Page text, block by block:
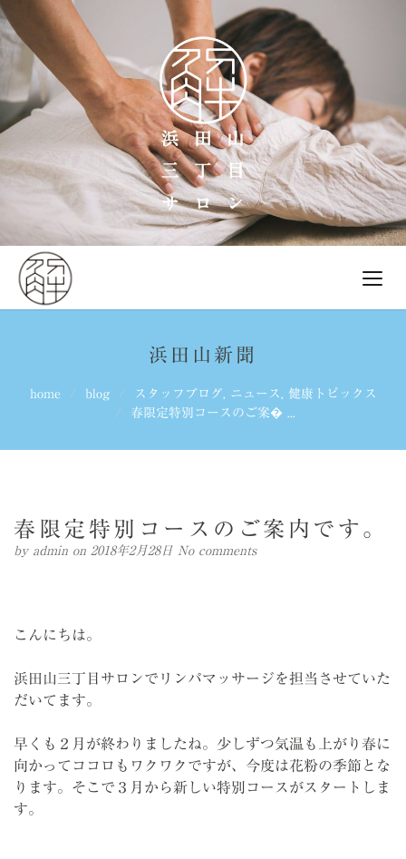
浜田山新聞
home blog スタッフブログ, ニュース , 健康トピックス
春限定特別コースのご案� ...
春限定特別コースのご案内です。
by admin on 2018年2月28日 No comments
こんにちは。
浜田山三丁目サロンでリンパマッサージを担当させていた
だいてます。
早くも２月が終わりましたね。少しずつ気温も上がり春に
向かってココロもワクワクですが、今度は花粉の季節とな
ります。そこで３月から新しい特別コースがスタートしま
す。